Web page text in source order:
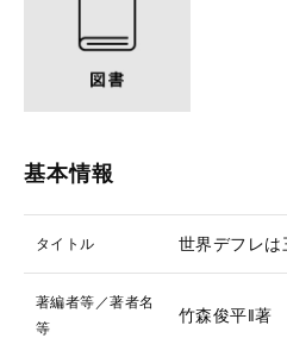
基本情報
タイトル 世界デフレは
著編者等／著者名
等
竹森俊平‖著